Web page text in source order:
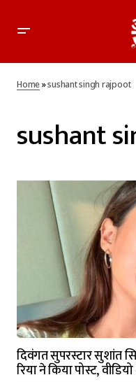
Home»sushant singh rajpoot
sushant
दिवंगत सुपरस्टार सुशांत
रिया ने किया पोस्ट,